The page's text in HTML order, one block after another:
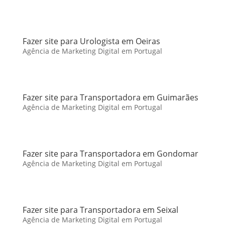
Fazer site para Urologista em Oeiras
Agência de Marketing Digital em Portugal
Fazer site para Transportadora em Guimarães
Agência de Marketing Digital em Portugal
Fazer site para Transportadora em Gondomar
Agência de Marketing Digital em Portugal
Fazer site para Transportadora em Seixal
Agência de Marketing Digital em Portugal